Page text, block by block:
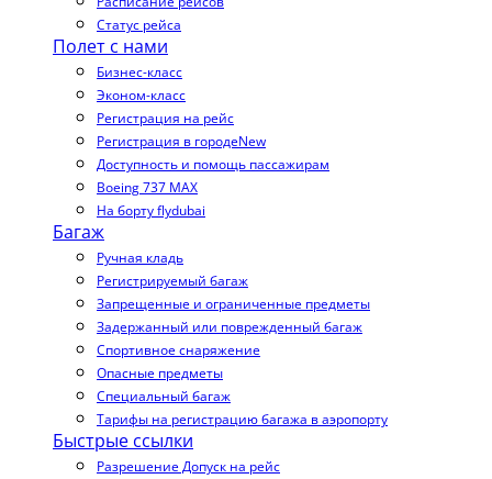
Статус рейса
Полет с нами
Бизнес-класс
Эконом-класс
Регистрация на рейс
Регистрация в городеNew
Доступность и помощь пассажирам
Boeing 737 MAX
На борту flydubai
Багаж
Ручная кладь
Регистрируемый багаж
Запрещенные и ограниченные предметы
Задержанный или поврежденный багаж
Спортивное снаряжение
Опасные предметы
Специальный багаж
Тарифы на регистрацию багажа в аэропорту
Быстрые ссылки
Разрешение Допуск на рейс